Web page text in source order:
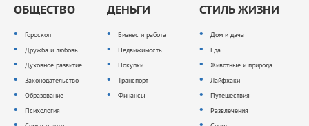
ОБЩЕСТВО
Гороскоп
Дружба и любовь
Духовное развитие
Законодательство
Образование
Психология
ДЕНЬГИ
Бизнес и работа
Недвижимость
Покупки
Транспорт
Финансы
СТИЛЬ ЖИЗНИ
Дом и дача
Еда
Животные и природа
Лайфхаки
Путешествия
Развлечения